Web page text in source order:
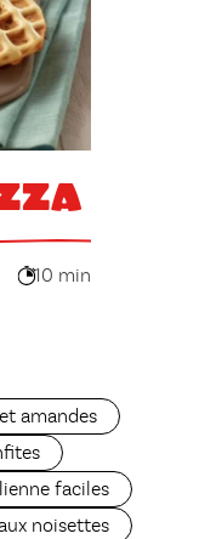
10 min
amandes
faciles
noisettes